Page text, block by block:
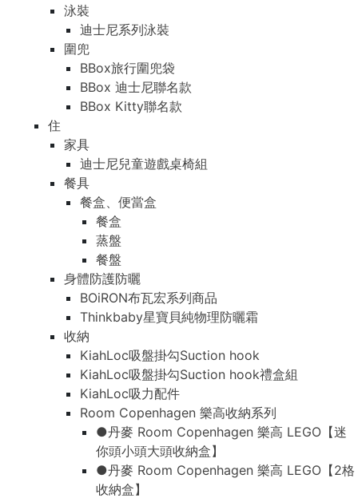
泳裝
迪士尼系列泳裝
圍兜
BBox旅行圍兜袋
BBox 迪士尼聯名款
BBox Kitty聯名款
住
家具
迪士尼兒童遊戲桌椅組
餐具
餐盒、便當盒
餐盒
蒸盤
餐盤
身體防護防曬
BOiRON布瓦宏系列商品
Thinkbaby星寶貝純物理防曬霜
收納
KiahLoc吸盤掛勾Suction hook
KiahLoc吸盤掛勾Suction hook禮盒組
KiahLoc吸力配件
Room Copenhagen 樂高收納系列
●丹麥 Room Copenhagen 樂高 LEGO【迷
你頭小頭大頭收納盒】
●丹麥 Room Copenhagen 樂高 LEGO【2格
收納盒】